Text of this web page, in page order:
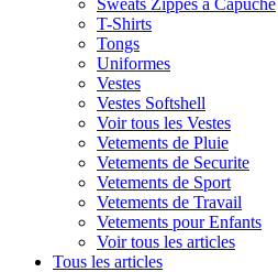
Sweats Zippes a Capuche
T-Shirts
Tongs
Uniformes
Vestes
Vestes Softshell
Voir tous les Vestes
Vetements de Pluie
Vetements de Securite
Vetements de Sport
Vetements de Travail
Vetements pour Enfants
Voir tous les articles
Tous les articles